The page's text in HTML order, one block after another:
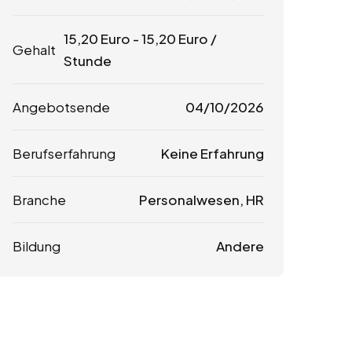
Gehalt
15,20 Euro -15,20 Euro /
Stunde
Angebotsende 04/10/2026
Berufserfahrung Keine Erfahrung
Branche Personalwesen, HR
Bildung Andere